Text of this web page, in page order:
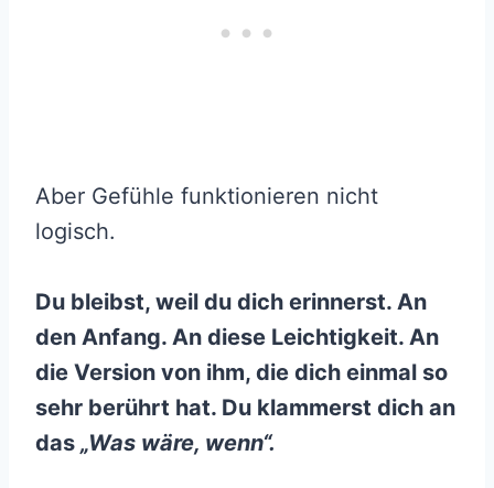
Aber Gefühle funktionieren nicht
logisch.
Du bleibst, weil du dich erinnerst. An
den Anfang. An diese Leichtigkeit. An
die Version von ihm, die dich einmal so
sehr berührt hat. Du klammerst dich an
das „Was wäre, wenn“.